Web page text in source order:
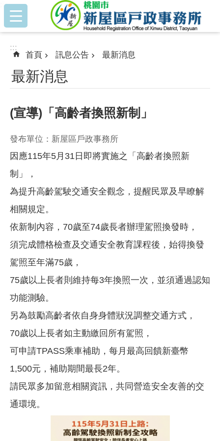
跳到主要內容區塊
:::
:::
首頁 訊息公告 最新消息
最新消息
(宣導)「高齡者換照新制」
發布單位：新屋區戶政事務所
因應115年5月31日即將實施之「高齡者換照新
制」，
為提升高齡駕駛交通安全觀念，提醒民眾及早瞭解
相關規定。
依新制內容，70歲至74歲長者辦理駕照換發時，
須完成體格檢查及交通安全教育課程後，始得換發
駕照至年滿75歲，
75歲以上長者則維持每3年換照一次，並須通過認知
功能測驗。
另為鼓勵高齡者依自身身體狀況調整交通方式，
70歲以上長者如主動繳回所有駕照，
可申請TPASS乘車補助，每月最高回饋新臺幣
1,500元，補助期間最長2年。
請民眾多加留意相關資訊，共同營造安全友善的交
通環境。